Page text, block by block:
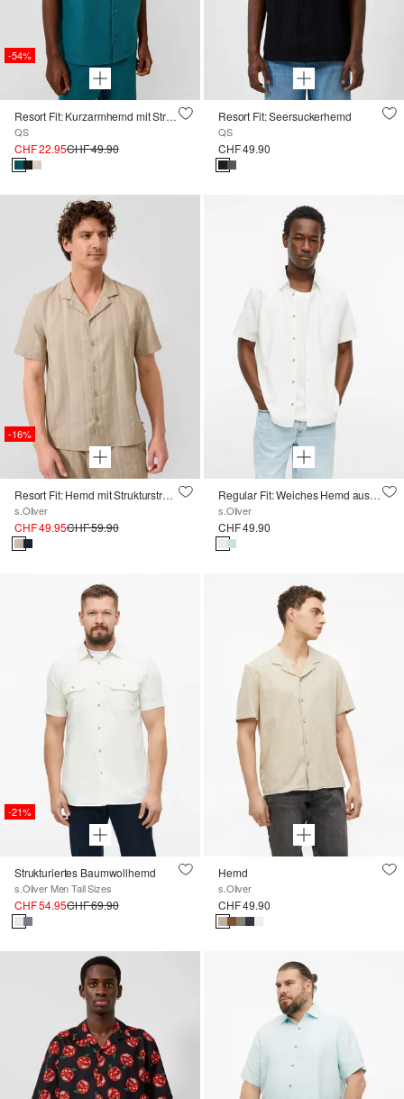
-54%
Resort Fit: Kurzarmhemd mit Struktur
QS
CHF 22.95CHF 49.90
Resort Fit: Seersuckerhemd
QS
CHF 49.90
-16%
Resort Fit: Hemd mit Strukturstreifen
s.Oliver
CHF 49.95CHF 59.90
Regular Fit: Weiches Hemd aus Baumwoll-Modal-Mix
s.Oliver
CHF 49.90
-21%
Strukturiertes Baumwollhemd
s.Oliver Men Tall Sizes
CHF 54.95CHF 69.90
Hemd
s.Oliver
CHF 49.90